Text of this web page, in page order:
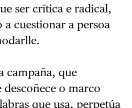
ser crítica e radical,
cuestionar a persoa
campaña, que
o marco
que usa, perpetúa